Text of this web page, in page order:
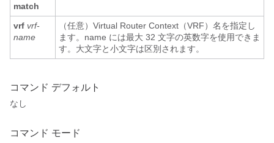
match
vrf vrf-
name
（任意）Virtual Router Context（VRF）名を指定し
ます。name には最大 32 文字の英数字を使用できま
す。大文字と小文字は区別されます。
コマンド デフォルト
なし
コマンド モード